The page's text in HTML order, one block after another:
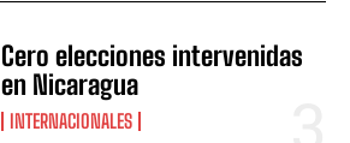
Cero elecciones intervenidas
en Nicaragua
INTERNACIONALES